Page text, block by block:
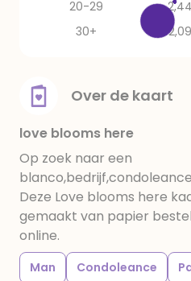
20-29
2,44
30+
2,09
Over de kaart
love blooms here
Op zoek naar een
Deze Love blooms here
gemaakt van papier
online.
Man Condoleance